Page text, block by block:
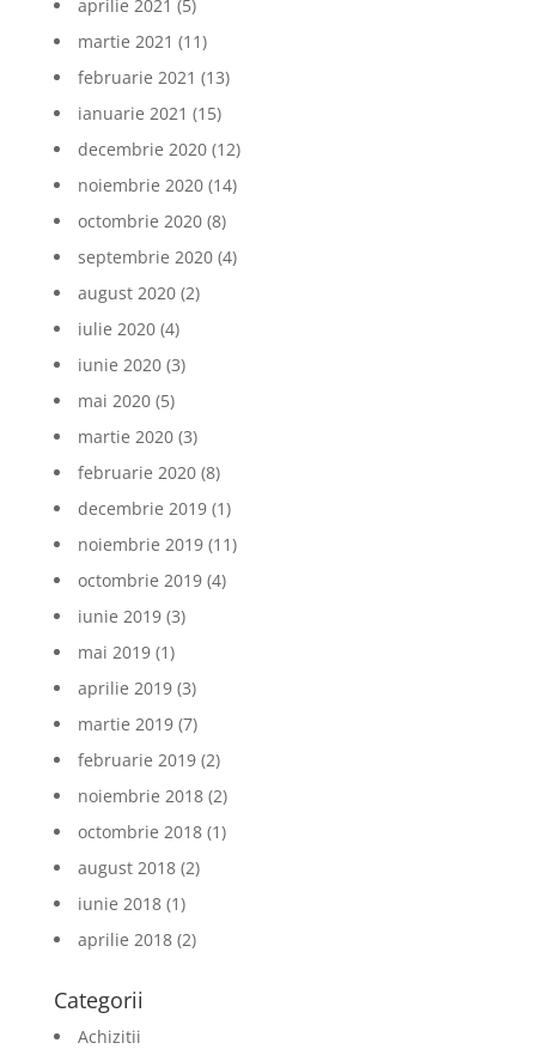
aprilie 2021 (5)
martie 2021 (11)
februarie 2021 (13)
ianuarie 2021 (15)
decembrie 2020(12)
noiembrie 2020(14)
octombrie 2020(8)
septembrie 2020(4)
august 2020(2)
iulie 2020(4)
iunie 2020(3)
mai 2020(5)
martie 2020(3)
februarie 2020(8)
decembrie 2019(1)
noiembrie 2019(11)
octombrie 2019(4)
iunie 2019(3)
mai 2019(1)
aprilie 2019(3)
martie 2019(7)
februarie 2019(2)
noiembrie 2018(2)
octombrie 2018(1)
august 2018(2)
iunie 2018(1)
aprilie 2018(2)
Categorii
Achizitii